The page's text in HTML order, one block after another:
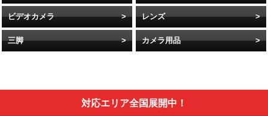
ビデオカメラ レンズ
三脚 カメラ用品
対応エリア全国展開中！